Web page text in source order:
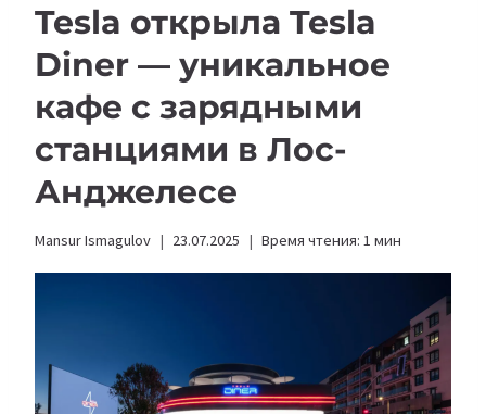
Tesla открыла Tesla
Diner — уникальное
кафе с зарядными
станциями в Лос-
Анджелесе
Mansur Ismagulov 23.07.2025 Время чтения: 1 мин